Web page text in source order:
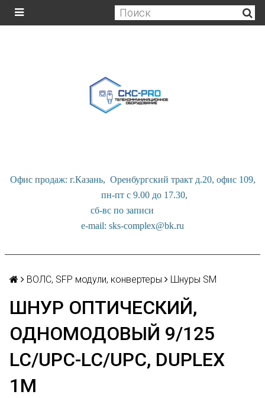
Офис продаж: г.Казань, Оренбургский тракт д.20, офис 109,
пн-пт с 9.00 до 17.30,
сб-вс по записи
e-mail: sks-complex@bk.ru
ВОЛС, SFP модули, конвертеры Шнуры SM
ШНУР ОПТИЧЕСКИЙ,
ОДНОМОДОВЫЙ 9/125
LC/UPC-LC/UPC, DUPLEX
1М